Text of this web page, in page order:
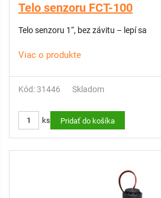
Telo senzoru FCT-100
Telo senzoru 1“, bez závitu – lepí sa
Viac o produkte
Kód: 31446 Skladom
ks Pridať do košíka